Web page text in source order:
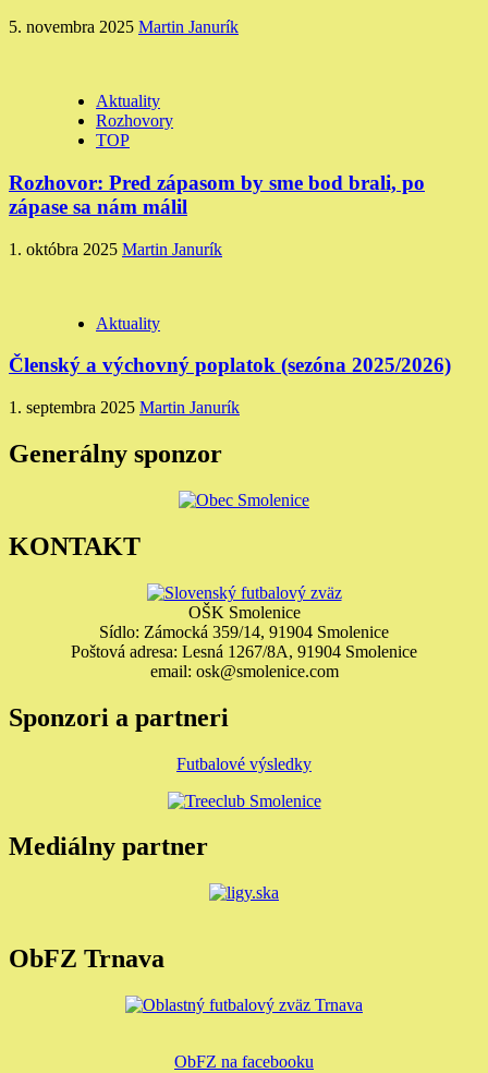
5. novembra 2025 Martin Janurík
Aktuality
Rozhovory
TOP
Rozhovor: Pred zápasom by sme bod brali, po
zápase sa nám málil
1. októbra 2025 Martin Janurík
Aktuality
Členský a výchovný poplatok (sezóna 2025/2026)
1. septembra 2025 Martin Janurík
Generálny sponzor
KONTAKT
OŠK Smolenice
Sídlo: Zámocká 359/14, 91904 Smolenice
Poštová adresa: Lesná 1267/8A, 91904 Smolenice
email: osk@smolenice.com
Sponzori a partneri
Futbalové výsledky
Mediálny partner
ObFZ Trnava
ObFZ na facebooku